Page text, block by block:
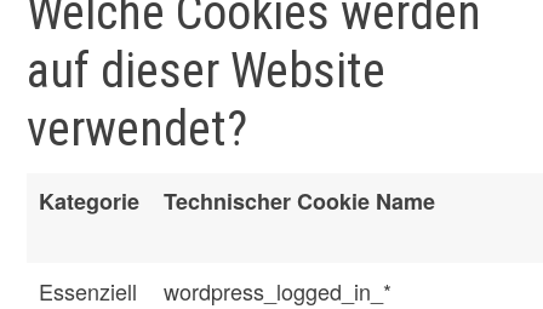
Welche Cookies werden
auf dieser Website
verwendet?
Kategorie Technischer Cookie Name
Essenziell wordpress_logged_in_*